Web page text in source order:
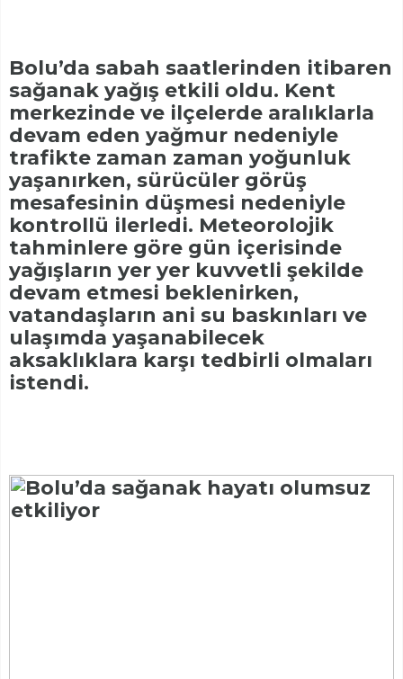
Bolu’da sabah saatlerinden itibaren
sağanak yağış etkili oldu. Kent
merkezinde ve ilçelerde aralıklarla
devam eden yağmur nedeniyle
trafikte zaman zaman yoğunluk
yaşanırken, sürücüler görüş
mesafesinin düşmesi nedeniyle
kontrollü ilerledi. Meteorolojik
tahminlere göre gün içerisinde
yağışların yer yer kuvvetli şekilde
devam etmesi beklenirken,
vatandaşların ani su baskınları ve
ulaşımda yaşanabilecek
aksaklıklara karşı tedbirli olmaları
istendi.